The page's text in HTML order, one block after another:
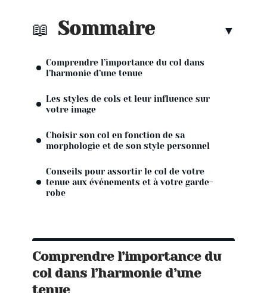
Sommaire
Comprendre l’importance du col dans
l’harmonie d’une tenue
Les styles de cols et leur influence sur
votre image
Choisir son col en fonction de sa
morphologie et de son style personnel
Conseils pour assortir le col de votre
tenue aux événements et à votre garde-
robe
Comprendre l’importance du
col dans l’harmonie d’une
tenue